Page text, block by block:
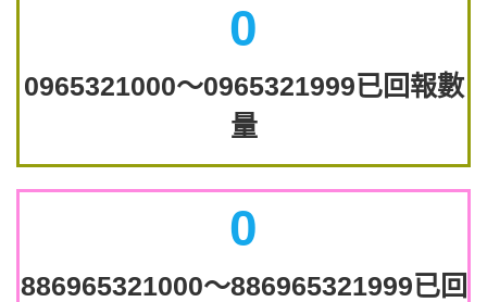
0
0965321000～0965321999已回報數
量
0
886965321000～886965321999已回